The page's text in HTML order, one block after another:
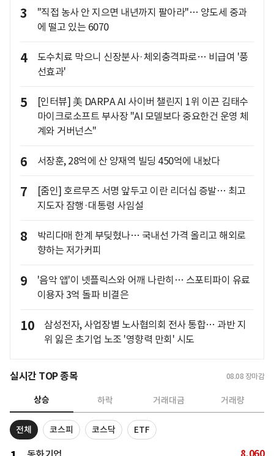
3
"직접 농사 안 지으면 내년까지 팔아라"… 양도세 중과
에 떨고 있는 6070
4
도수치료 막으니 신장분사·체외충격파로… 비급여 '풍
선효과'
5
[인터뷰] 美 DARPA AI 사이버 챌린지 1위 이끈 김태수
마이크로소프트 부사장 "AI 모델보다 중요한건 운영 체
계와 거버넌스"
6 서장훈, 28억에 산 양재역 빌딩 450억에 내놨다
7
[줌인] 호르무즈 서명 앞두고 이란 리더십 증발… 최고
지도자 잠행·대통령 사임설
8
박리다매 한계 부딪혔나… 국내선 가격 올리고 해외로
향하는 저가커피
9
'음악 앱'이 넷플릭스와 어깨 나란히… 스포티파이 유료
이용자 3억 돌파 비결은
10
삼성전자, 사업장별 노사협의회 전사 통합… 과반 지
위 잃은 초기업 노조 '영향력 만회' 시도
실시간 TOP 종목 08.08 장마감
상승 하락 거래대금 거래량
전체 코스피 코스닥 ETF